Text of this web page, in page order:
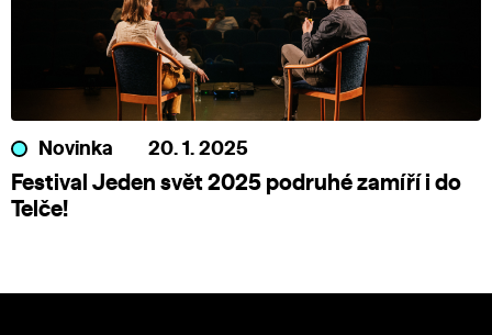
Novinka 20. 1. 2025
Festival Jeden svět 2025 podruhé zamíří i do
Telče!